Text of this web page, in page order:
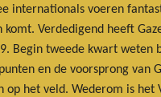
internationals voeren
komt. Verdedigend heeft
Begin tweede kwart weten
en de voorsprong van
op het veld. Wederom is het